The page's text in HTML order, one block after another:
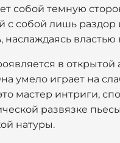
собой темную
с собой лишь раздор
наслаждаясь
в
умело играет на
мастер интриги,
развязке
натуры.